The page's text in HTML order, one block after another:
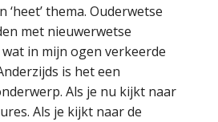
‘heet’ thema. Ouderwetse
met nieuwerwetse
in mijn ogen verkeerde
is het een
Als je nu kijkt naar
Als je kijkt naar de